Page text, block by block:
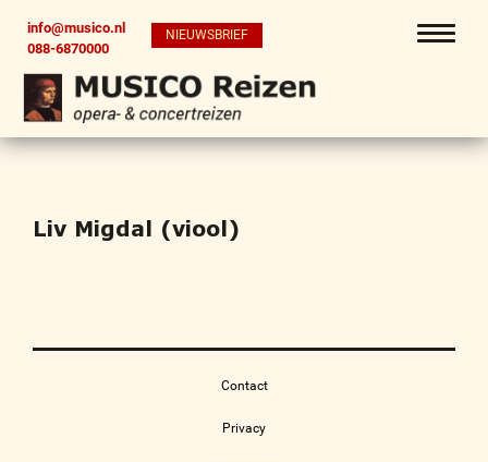
info@musico.nl
088-6870000
NIEUWSBRIEF
Liv Migdal (viool)
Contact
Privacy